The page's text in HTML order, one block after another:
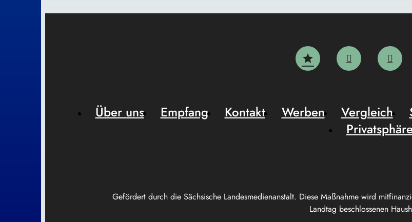
Gefördert durch die Sächsische Landesmedienanstalt. Diese Maßnahme wird
Landtag beschlossenen
Über uns Empfang Kontakt Werben Vergleich
Privatsphäre